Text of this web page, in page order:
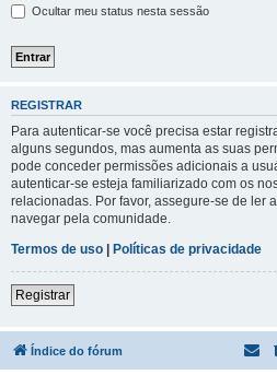
Ocultar meu status nesta sessão
REGISTRAR
Para autenticar-se você precisa estar
alguns segundos, mas aumenta as suas
pode conceder permissões adicionais a
autenticar-se esteja familiarizado com os
relacionadas. Por favor, assegure-se de ler
navegar pela comunidade.
Termos de uso | Políticas de privacidade
Registrar
Índice do fórum